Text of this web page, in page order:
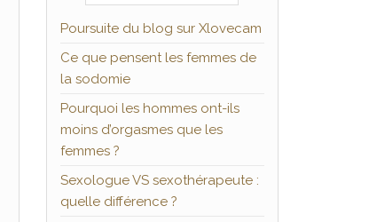
Poursuite du blog sur Xlovecam
Ce que pensent les femmes de
la sodomie
Pourquoi les hommes ont-ils
moins d’orgasmes que les
femmes ?
Sexologue VS sexothérapeute :
quelle différence ?